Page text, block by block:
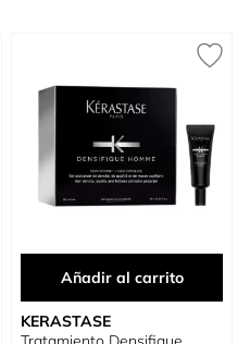
Añadir al carrito
KERASTASE